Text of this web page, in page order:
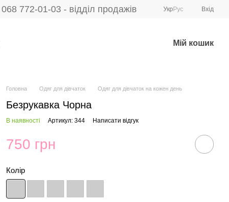
068 772-01-03 - відділ продажів Укр Рус Вхід
Мій кошик
Головна Одяг для дівчаток Одяг для дівчаток на кожен день
Безрукавка Чорна
В наявності Артикул: 344 Написати відгук
750 грн
Колір